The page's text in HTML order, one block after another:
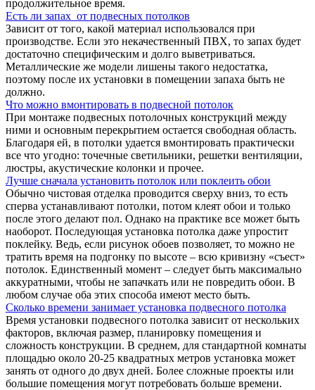
продолжительное время.
Есть ли запах от подвесных потолков
Зависит от того, какой материал использовался при
производстве. Если это некачественный ПВХ, то запах будет
достаточно специфическим и долго выветриваться.
Металлические же модели лишены такого недостатка,
поэтому после их установки в помещении запаха быть не
должно.
Что можно вмонтировать в подвесной потолок
При монтаже подвесных потолочных конструкций между
ними и основным перекрытием остается свободная область.
Благодаря ей, в потолки удается вмонтировать практически
все что угодно: точечные светильники, решетки вентиляции,
люстры, акустические колонки и прочее.
Лучше сначала установить потолок или поклеить обои
Обычно чистовая отделка проводится сверху вниз, то есть
сперва устанавливают потолки, потом клеят обои и только
после этого делают пол. Однако на практике все может быть
наоборот. Последующая установка потолка даже упростит
поклейку. Ведь, если рисунок обоев позволяет, то можно не
тратить время на подгонку по высоте – всю кривизну «съест»
потолок. Единственный момент – следует быть максимально
аккуратными, чтобы не запачкать или не повредить обои. В
любом случае оба этих способа имеют место быть.
Сколько времени занимает установка подвесного потолка
Время установки подвесного потолка зависит от нескольких
факторов, включая размер, планировку помещения и
сложность конструкции. В среднем, для стандартной комнаты
площадью около 20-25 квадратных метров установка может
занять от одного до двух дней. Более сложные проекты или
большие помещения могут потребовать больше времени.